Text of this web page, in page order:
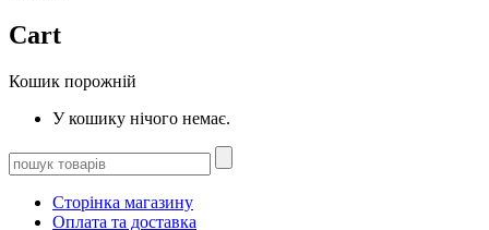
Cart
Кошик порожній
У кошику нічого немає.
Сторінка магазину
Оплата та доставка